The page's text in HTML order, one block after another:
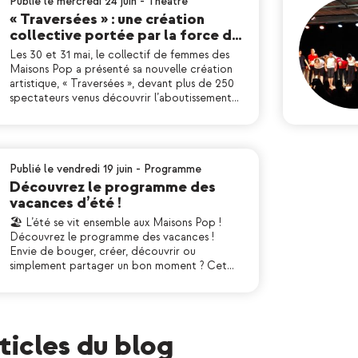
« Traversées » : une création
collective portée par la force d…
Les 30 et 31 mai, le collectif de femmes des
Maisons Pop a présenté sa nouvelle création
artistique, « Traversées », devant plus de 250
spectateurs venus découvrir l’aboutissement…
Publié le vendredi 19 juin - Programme
Découvrez le programme des
vacances d’été !
🏖 L’été se vit ensemble aux Maisons Pop !
Découvrez le programme des vacances !
Envie de bouger, créer, découvrir ou
simplement partager un bon moment ? Cet…
du blog